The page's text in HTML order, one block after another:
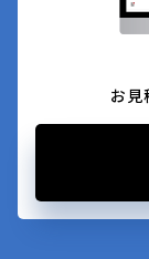
お見